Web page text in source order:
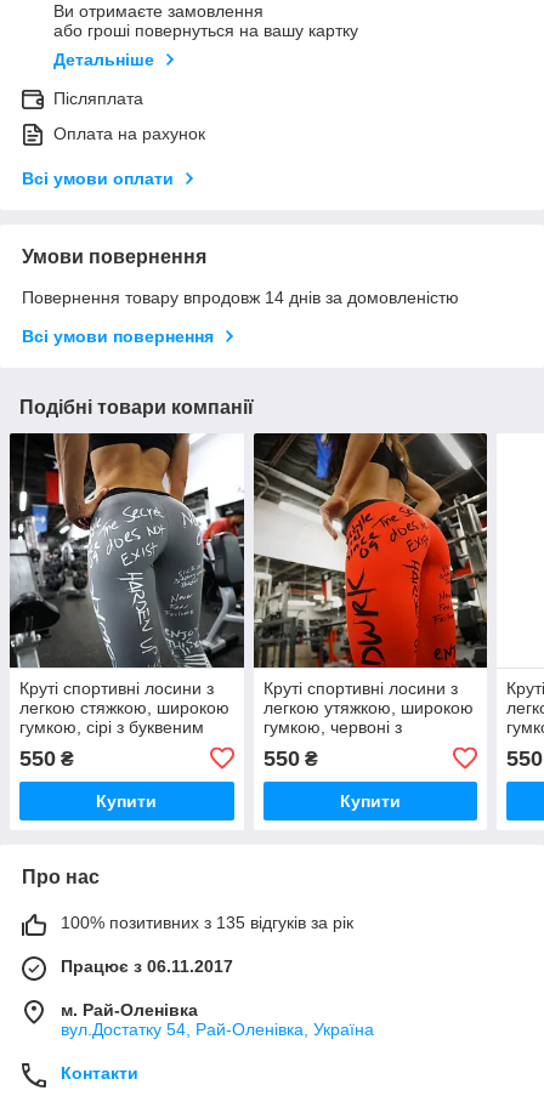
Ви отримаєте замовлення
або гроші повернуться на вашу картку
Детальніше
Післяплата
Оплата на рахунок
Всі умови оплати
Умови повернення
Повернення товару впродовж 14 днів за домовленістю
Всі умови повернення
Подібні товари компанії
Круті спортивні лосини з
легкою стяжкою, широкою
гумкою, сірі з буквеним
550 ₴
Купити
Круті спортивні лосини з
легкою утяжкою, широкою
гумкою, червоні з
550₴
Купити
550
Про нас
100% позитивних з 135 відгуків за рік
Працює з 06.11.2017
м. Рай-Оленівка
вул.Достатку 54, Рай-Оленівка, Україна
Контакти